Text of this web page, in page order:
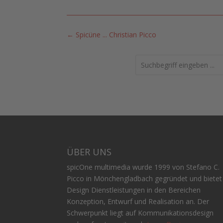
← Spicüne ... Christian Picco
Search
ÜBER UNS
spicOne multimedia wurde 1999 von Stefano C.
Picco in Mönchengladbach gegründet und bietet
Design Dienstleistungen in den Bereichen
Konzeption, Entwurf und Realisation an. Der
Schwerpunkt liegt auf Kommunikationsdesign